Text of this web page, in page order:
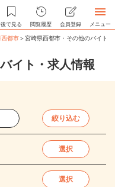
後で見る 閲覧履歴 会員登録 メニュー
西都市＞宮崎県西都市・その他のバイト
イト・求人情報
絞り込む
選択
選択